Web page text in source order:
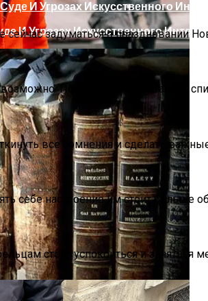
Или Сигнал Уставшей Души
И Угрозах Искусственного
задуматься о праздновании
Поэтому стоит составить
все сомнения и сделать
себе настроение им стоит больше
стоит успокоиться и заняться